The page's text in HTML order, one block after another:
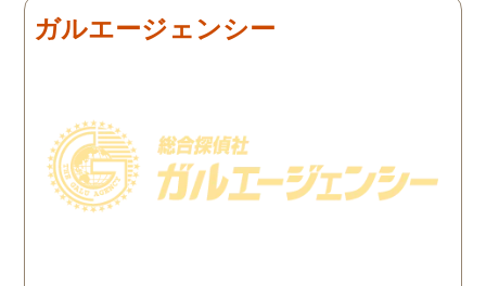
の証拠を集めてもらうこと
にしました。夫は私への関
とはしょっちゅうです。次
の休みも休日出勤と称して
家を空けているので、この
日に証拠集めをお願いしま
行動パターンを伝え、予
必要な不倫の証拠も手に
れることができました。
ガルエージェンシー